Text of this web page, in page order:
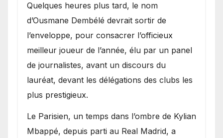
Quelques heures plus tard, le nom
d’Ousmane Dembélé devrait sortir de
l’enveloppe, pour consacrer l’officieux
meilleur joueur de l’année, élu par un panel
de journalistes, avant un discours du
lauréat, devant les délégations des clubs les
plus prestigieux.
Le Parisien, un temps dans l’ombre de Kylian
Mbappé, depuis parti au Real Madrid, a